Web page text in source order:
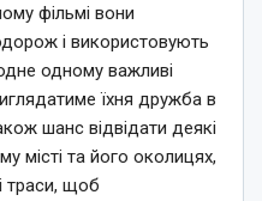
фільмі вони
і використовують
одному важливі
їхня дружба в
шанс відвідати деякі
місті та його околицях,
траси, щоб